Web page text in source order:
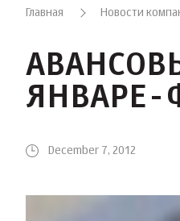
Главная Новости
ЯНВАРЕ-
December 7, 2012